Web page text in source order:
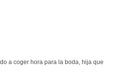
a coger hora para la boda, hija que